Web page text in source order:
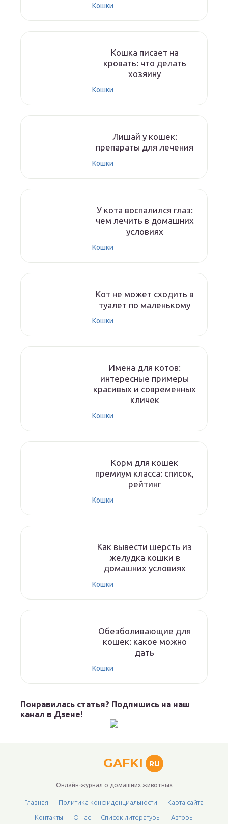
Кошки
Кошка писает на
кровать: что делать
хозяину
Кошки
Лишай у кошек:
препараты для лечения
Кошки
У кота воспалился глаз:
чем лечить в домашних
условиях
Кошки
Кот не может сходить в
туалет по маленькому
Кошки
Имена для котов:
интересные примеры
красивых и современных
кличек
Кошки
Корм для кошек
премиум класса: список,
рейтинг
Кошки
Как вывести шерсть из
желудка кошки в
домашних условиях
Кошки
Обезболивающие для
кошек: какое можно
дать
Кошки
Понравилась статья? Подпишись на наш
канал в Дзене!
GAFKI RU
Онлайн-журнал о домашних животных
Главная Политика конфиденциальности Карта сайта
Контакты О нас Список литературы Авторы